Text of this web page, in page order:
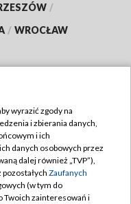
/
/ WROCŁAW
wyrazić zgody na
i zbierania danych,
i ich
danych osobowych przez
dalej również „TVP”),
pozostałych Zaufanych
(w tym do
Twoich zainteresowań i